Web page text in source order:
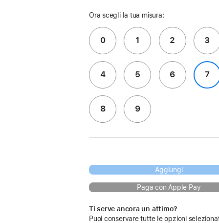
Ora scegli la tua misura:
0 1 2 3
4 5 6 7
8 9
Aggiungi
Paga con Apple Pay
Ti serve ancora un attimo?
Puoi conservare tutte le opzioni